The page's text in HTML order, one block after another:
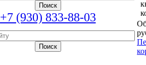
+7 (930) 833-88-03